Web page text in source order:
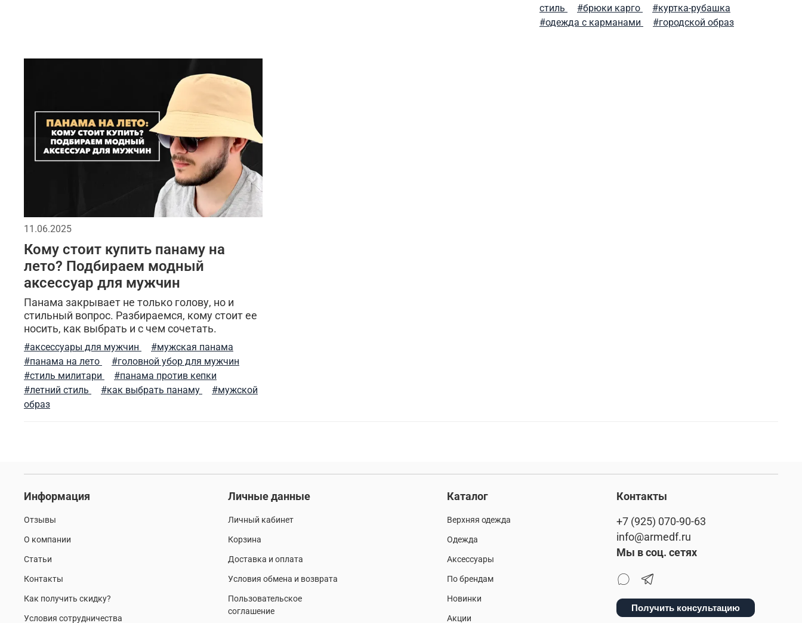
уход за вещами шапка вязаная
сочетание цветов
спортивные рюкзак
качественная одежда джинсовая одежда
размеры мужской одежды такическая одежда
термофутболка мужская флисовая одежда
тактическая одежда для мужчин стеганная куртка
бомберы хлопковая одежда как выбрать одежду мужчине
стиль
#брюки карго
#куртка-рубашка
#одежда с карманами
#городской образ
11.06.2025
Кому стоит купить панаму на
лето? Подбираем модный
аксессуар для мужчин
Панама закрывает не только голову, но и
стильный вопрос. Разбираемся, кому стоит ее
носить, как выбрать и с чем сочетать.
#аксессуары для мужчин
#мужская панама
#панама на лето
#головной убор для мужчин
#стиль милитари
#панама против кепки
#летний стиль
#как выбрать панаму
#мужской
образ
Информация
Отзывы
О компании
Статьи
Контакты
Как получить скидку?
Условия сотрудничества
Личные данные
Личный кабинет
Корзина
Доставка и оплата
Условия обмена и возврата
Пользовательское
соглашение
Каталог
Верхняя одежда
Одежда
Аксессуары
По брендам
Новинки
Акции
Контакты
+7 (925) 070-90-63
info@armedf.ru
Мы в соц. сетях
Получить консультацию